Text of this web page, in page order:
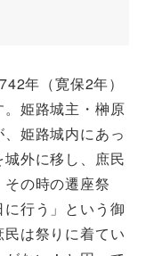
年（寛保2年）
姫路城主・榊原
姫路城内にあっ
外に移し、庶民
の時の遷座祭
に行う」という御
は祭りに着てい